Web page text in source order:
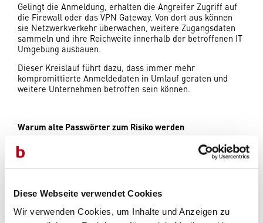
Diese Webseite verwendet Cookies
Wir verwenden Cookies, um Inhalte und Anzeigen zu
Gelingt die Anmeldung, erhalten die Angreifer Zugriff auf
die Firewall oder das VPN Gateway. Von dort aus können
sie Netzwerkverkehr überwachen, weitere Zugangsdaten
sammeln und ihre Reichweite innerhalb der betroffenen IT
Umgebung ausbauen.
Dieser Kreislauf führt dazu, dass immer mehr
kompromittierte Anmeldedaten in Umlauf geraten und
weitere Unternehmen betroffen sein können.
Warum alte Passwörter zum Risiko werden
Ein zentraler Faktor hinter dem Erfolg der Kampagne ist
die Wiederverwendung von Zugangsdaten. Viele
Organisationen aktualisieren Administratorpasswörter nur
Passwortinformationen teilweise bestehen, wenn keine
erneute Anmeldung erfolgt.
Dadurch können Angreifer auch Jahre alte Datensätze